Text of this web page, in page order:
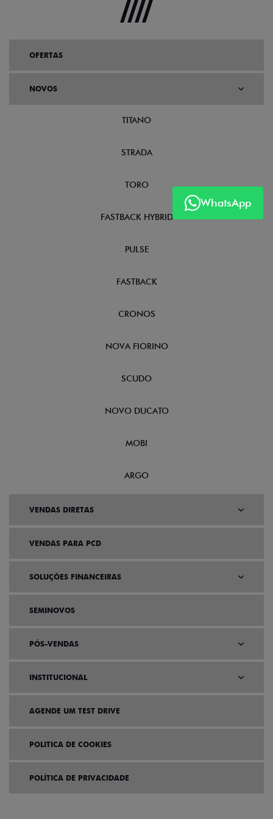
WhatsApp
OFERTAS
NOVOS
TITANO
STRADA
TORO
FASTBACK HYBRID
PULSE
FASTBACK
CRONOS
NOVA FIORINO
SCUDO
NOVO DUCATO
MOBI
ARGO
VENDAS DIRETAS
VENDAS PARA PCD
SOLUÇÕES FINANCEIRAS
SEMINOVOS
PÓS-VENDAS
INSTITUCIONAL
AGENDE UM TEST DRIVE
POLITICA DE COOKIES
POLÍTICA DE PRIVACIDADE